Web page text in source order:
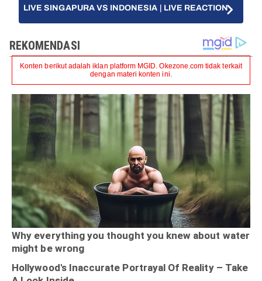
LIVE SINGAPURA VS INDONESIA | LIVE REACTION